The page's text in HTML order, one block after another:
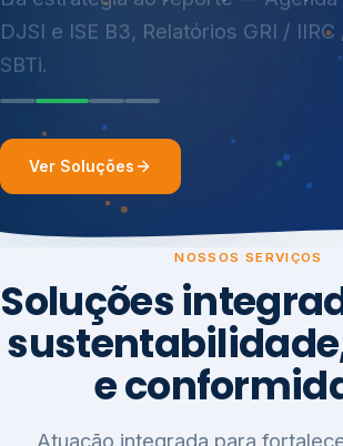
Ver Soluções
NOSSOS SERVIÇOS
Soluções
e
Atuação integrada para